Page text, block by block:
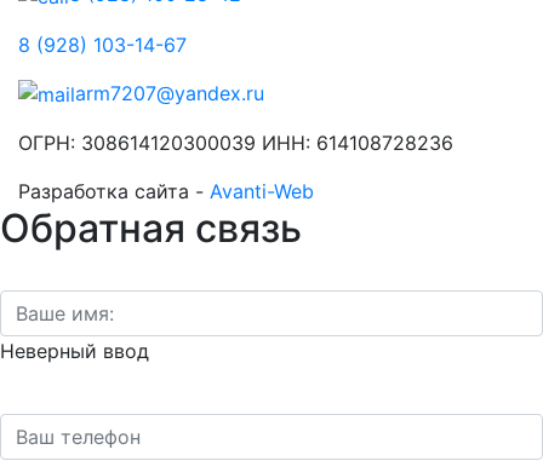
8 (928) 103-14-67
arm7207@yandex.ru
ОГРН: 308614120300039 ИНН: 614108728236
Разработка сайта - Avanti-Web
Обратная связь
Неверный ввод